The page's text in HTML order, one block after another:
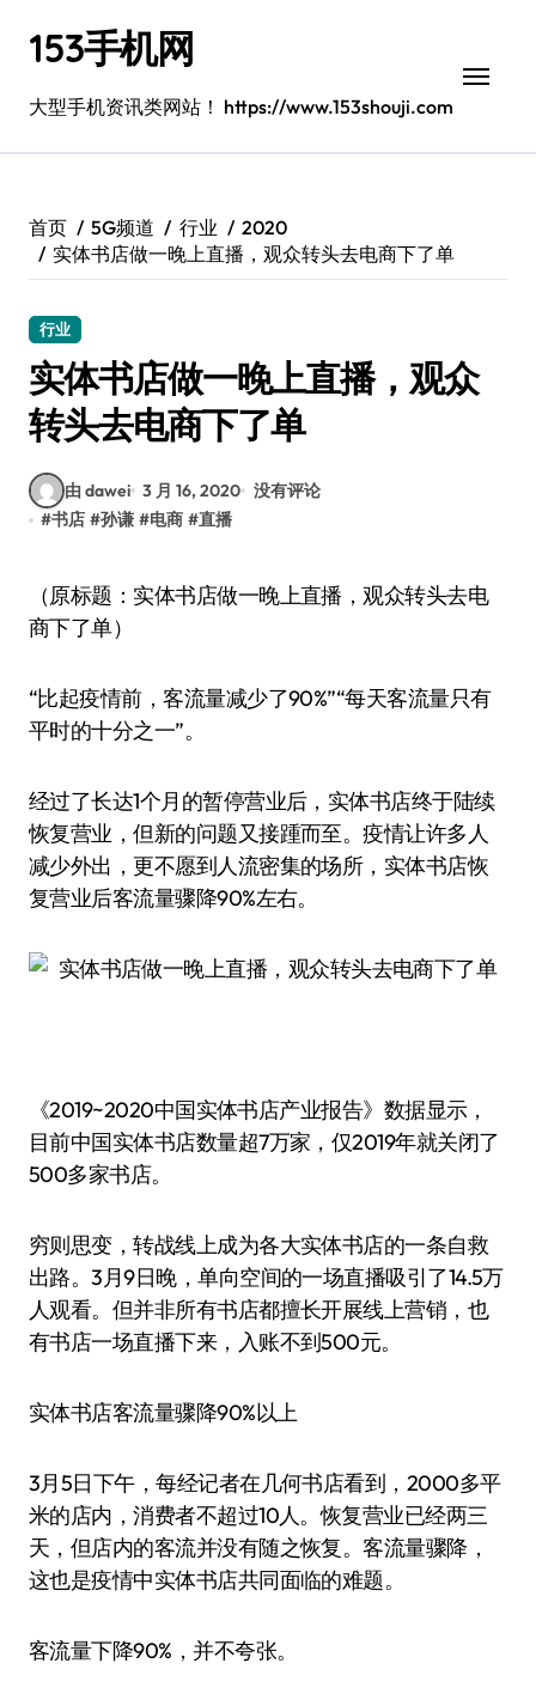
153手机网
大型手机资讯类网站！ https://www.153shouji.com
首页 5G频道 行业
2020
实体书店做一晚上直播，观众转头去电商下了单
行业
实体书店做一晚上直播，观众
转头去电商下了单
由 dawei 3 月 16, 2020 没有评论
#书店 #孙谦 #电商 #直播
（原标题：实体书店做一晚上直播，观众转头去电
商下了单）
“比起疫情前，客流量减少了90%”“每天客流量只有
平时的十分之一”。
经过了长达1个月的暂停营业后，实体书店终于陆续
恢复营业，但新的问题又接踵而至。疫情让许多人
减少外出，更不愿到人流密集的场所，实体书店恢
复营业后客流量骤降90%左右。
《2019~2020中国实体书店产业报告》数据显示，
目前中国实体书店数量超7万家，仅2019年就关闭了
500多家书店。
穷则思变，转战线上成为各大实体书店的一条自救
出路。3月9日晚，单向空间的一场直播吸引了14.5万
人观看。但并非所有书店都擅长开展线上营销，也
有书店一场直播下来，入账不到500元。
实体书店客流量骤降90%以上
3月5日下午，每经记者在几何书店看到，2000多平
米的店内，消费者不超过10人。恢复营业已经两三
天，但店内的客流并没有随之恢复。客流量骤降，
这也是疫情中实体书店共同面临的难题。
客流量下降90%，并不夸张。